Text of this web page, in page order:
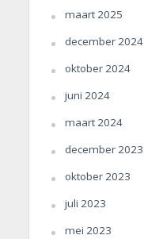
maart 2025
december 2024
oktober 2024
juni 2024
maart 2024
december 2023
oktober 2023
juli 2023
mei 2023